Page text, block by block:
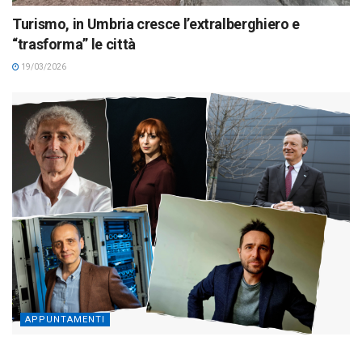
Turismo, in Umbria cresce l’extralberghiero e
“trasforma” le città
19/03/2026
APPUNTAMENTI